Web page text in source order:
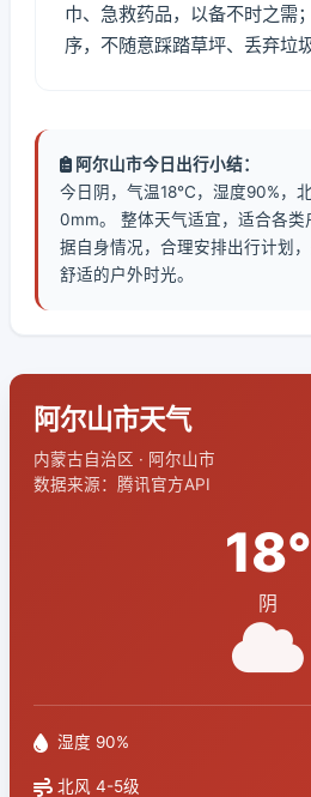
巾、急救药品，以备不时之需
序，不随意踩踏草坪、丢弃垃
阿尔山市今日出行小结：
今日阴，气温18℃，湿度90%，
0mm。 整体天气适宜，适合各类
据自身情况，合理安排出行计划
舒适的户外时光。
阿尔山市天气
内蒙古自治区 · 阿尔山市
数据来源：腾讯官方API
18°
阴
湿度 90%
北风 4-5级